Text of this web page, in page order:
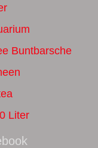
Buntbarsche
Liter